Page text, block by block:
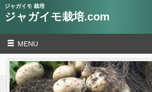
ジャガイモ 栽培
ジャガイモ栽培.com
MENU